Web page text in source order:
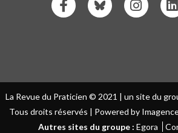
La Revue du Praticien © 2021 | un site du
Tous droits réservés | Powered by
Autres sites du groupe : Egora